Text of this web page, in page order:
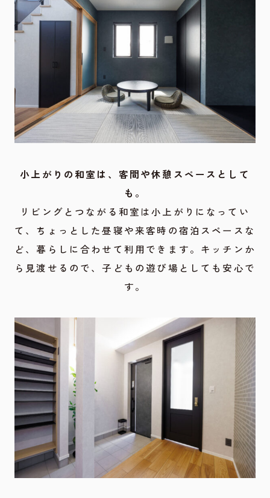
小上がりの和室は、客間や休憩スペースとして
も。
リビングとつながる和室は小上がりになってい
て、ちょっとした昼寝や来客時の宿泊スペースな
ど、暮らしに合わせて利用できます。キッチンか
ら見渡せるので、子どもの遊び場としても安心で
す。